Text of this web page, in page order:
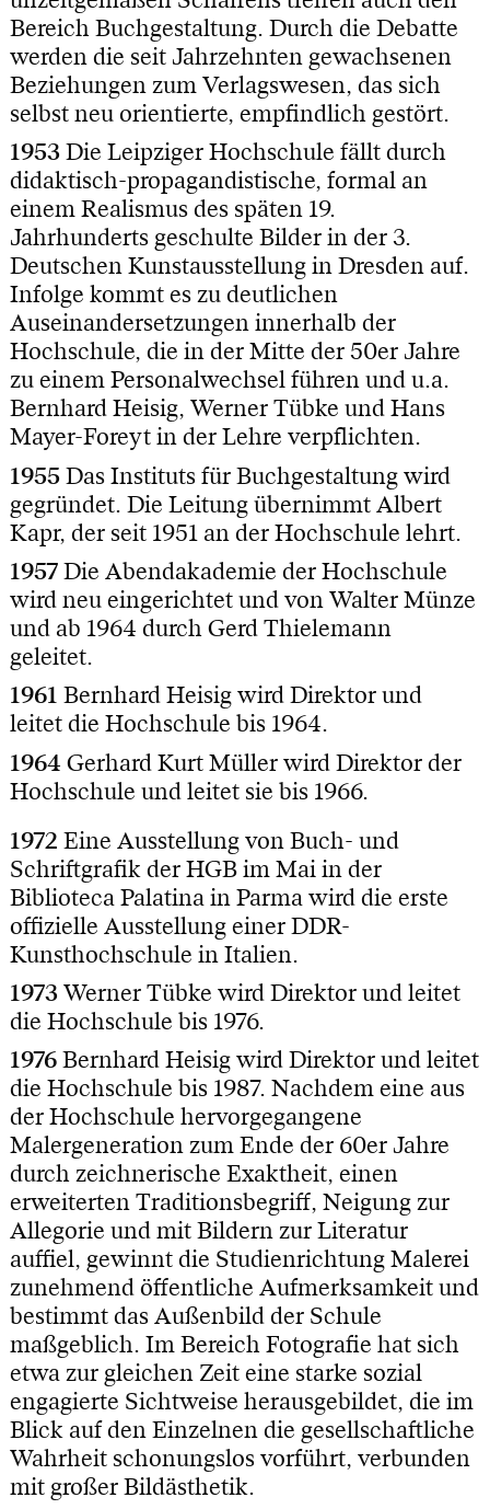
Bereich Buchgestaltung. Durch die Debatte
werden die seit Jahrzehnten gewachsenen
Beziehungen zum Verlagswesen, das sich
selbst neu orientierte, empfindlich gestört.
1953Die Leipziger Hochschule fällt durch
didaktisch-propagandistische, formal an
einem Realismus des späten 19.
Jahrhunderts geschulte Bilder in der 3.
Deutschen Kunstausstellung in Dresden auf.
Infolge kommt es zu deutlichen
Auseinandersetzungen innerhalb der
Hochschule, die in der Mitte der 50er Jahre
zu einem Personalwechsel führen und u.a.
Bernhard Heisig, Werner Tübke und Hans
Mayer-Foreyt in der Lehre verpflichten.
1955Das Instituts für Buchgestaltung wird
gegründet. Die Leitung übernimmt Albert
Kapr, der seit 1951 an der Hochschule lehrt.
1957Die Abendakademie der Hochschule
wird neu eingerichtet und von Walter Münze
und ab 1964 durch Gerd Thielemann
geleitet.
1961 Bernhard Heisig wird Direktor und
leitet die Hochschule bis 1964.
1964 Gerhard Kurt Müller wird Direktor der
Hochschule und leitet sie bis 1966.
1972 Eine Ausstellung von Buch- und
Schriftgrafik der HGB im Mai in der
Biblioteca Palatina in Parma wird die erste
offizielle Ausstellung einer DDR-
Kunsthochschule in Italien.
1973Werner Tübke wird Direktor und leitet
die Hochschule bis 1976.
1976Bernhard Heisig wird Direktor und leitet
die Hochschule bis 1987. Nachdem eine aus
der Hochschule hervorgegangene
Malergeneration zum Ende der 60er Jahre
durch zeichnerische Exaktheit, einen
erweiterten Traditionsbegriff, Neigung zur
Allegorie und mit Bildern zur Literatur
auffiel, gewinnt die Studienrichtung Malerei
zunehmend öffentliche Aufmerksamkeit und
bestimmt das Außenbild der Schule
maßgeblich. Im Bereich Fotografie hat sich
etwa zur gleichen Zeit eine starke sozial
engagierte Sichtweise herausgebildet, die im
Blick auf den Einzelnen die gesellschaftliche
Wahrheit schonungslos vorführt, verbunden
mit großer Bildästhetik.